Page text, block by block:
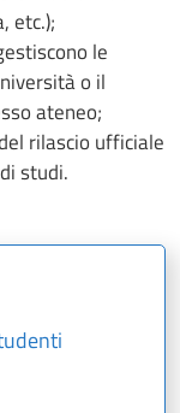
etc.);
le
o il
ateneo;
rilascio ufficiale
studi.